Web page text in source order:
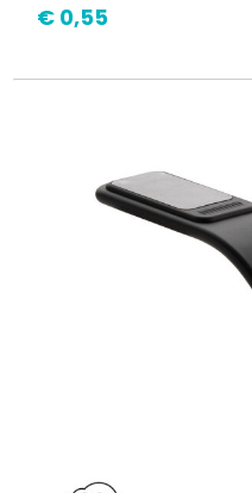
€ 0,55